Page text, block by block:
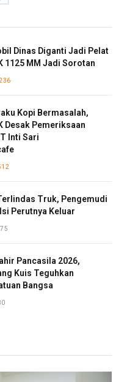
Dinas Diganti Jadi Pelat
1125 MM Jadi Sorotan
Kopi Bermasalah,
Desak Pemeriksaan
Inti Sari
Truk, Pengemudi
Perutnya Keluar
Pancasila 2026,
Kuis Teguhkan
Bangsa